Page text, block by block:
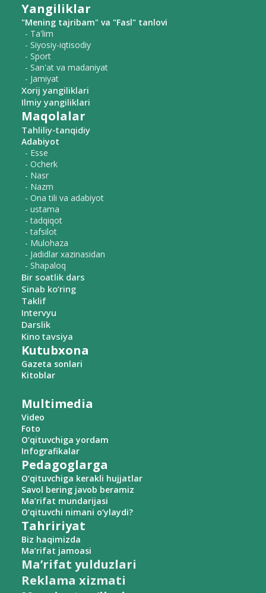
Yangiliklar
"Mening tajribam" va "Fasl" tanlovi
- Ta'lim
- Siyosiy-iqtisodiy
- Sport
- San'at va madaniyat
- Jamiyat
Xorij yangiliklari
Ilmiy yangiliklari
Maqolalar
Tahliliy-tanqidiy
Adabiyot
- Esse
- Ocherk
- Nasr
- Nazm
- Ona tili va adabiyot
- ustama
- tadqiqot
- tafsilot
- Mulohaza
- Jadidlar xazinasidan
- Shapaloq
Bir soatlik dars
Sinab ko‘ring
Taklif
Intervyu
Darslik
Kino tavsiya
Kutubxona
Gazeta sonlari
Kitoblar
Multimedia
Video
Foto
O‘qituvchiga yordam
Infografikalar
Pedagoglarga
O‘qituvchiga kerakli hujjatlar
Savol bering javob beramiz
Ma’rifat mundarijasi
O‘qituvchi nimani o‘ylaydi?
Tahririyat
Biz haqimizda
Ma’rifat jamoasi
Ma’rifat yulduzlari
Reklama xizmati